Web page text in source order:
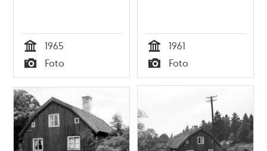
Tid
1965
Typ
Foto Tid
1961
Typ
Foto